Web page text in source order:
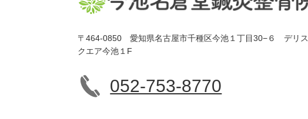
〒464-0850 愛知県名古屋市千種区今池１丁目30−６ デリス
クエア今池１F
052-753-8770